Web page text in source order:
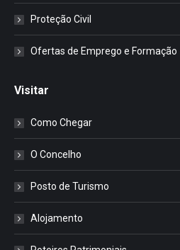
Proteção Civil
Ofertas de Emprego e Formação
Visitar
Como Chegar
O Concelho
Posto de Turismo
Alojamento